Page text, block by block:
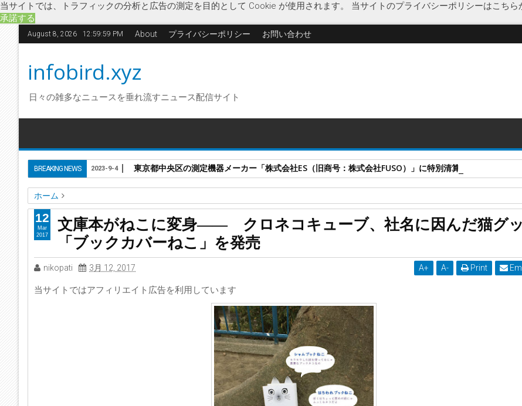
当サイトでは、トラフィックの分析と広告の測定を目的として Cookie が使用されます。 当サイトのプライバシーポリシーはこちら
承諾する
August 8, 2026 12:59:59 PM About プライバシーポリシー お問い合わせ
infobird.xyz
日々の雑多なニュースを垂れ流すニュース配信サイト
BREAKING NEWS 東京都中央区の測定機器メーカー「株式会社ES（旧商号：株式会社FUSO）」に特別清算開始決定 事業
2023-9-4
ホーム
savannaビル
クロネコキューブ ねこ ネコ ブックカバー ブックカバーねこ 新製品 猫
猫グッズ
文庫本がねこに変身―― クロネコキューブ、社名に因んだ猫グッズ「ブックカバーねこ」を発売
文庫本がねこに変身―― クロネコキューブ、社名に因んだ猫グ
「ブックカバーねこ」を発売
nikopati 3月 12, 2017 A+ A- Print
当サイトではアフィリエイト広告を利用しています
12
Mar
2017